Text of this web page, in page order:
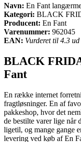
Navn: En Fant
Kategori: BLACK
Producent: En Fant
Varenummer: 962045
EAN: Vurderet til 4.3
BLACK
Fant
En række internet
fragtløsninger. En af
pakkeshop, hvor det
de bestilte varer lige når
ligetil, og mange gange
levering ved køb af En